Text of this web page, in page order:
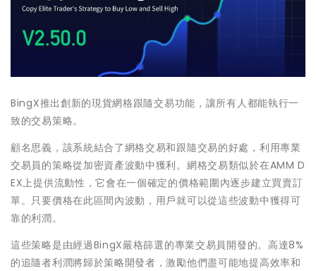
BingX推出創新的現貨網格跟隨交易功能，讓所有人都能執行一
致的交易策略。
顧名思義，該系統結合了網格交易和跟隨交易的好處，利用專業
交易員的策略從加密資產波動中獲利。網格交易類似於在AMM D
EX上提供流動性，它會在一個確定的價格範圍內逐步建立買賣訂
單。只要價格在此區間內波動，用戶就可以從這些波動中獲得可
靠的利潤。
這些策略是由經過BingX嚴格篩選的專業交易員開發的。高達8%
的追隨者利潤將歸於策略開發者，激勵他們盡可能地提高效率和